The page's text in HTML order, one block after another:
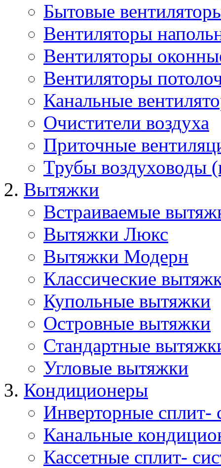
Бытовые
Вентиляторы
Вентиляторы
Вентиляторы
Канальные
Очистители воздуха
Приточные
Трубы воздуховоды
Вытяжки
Встраиваемые
Вытяжки Люкс
Вытяжки Модерн
Классические
Купольные вытяжки
Островные вытяжки
Стандартные
Угловые вытяжки
Кондиционеры
Инверторные сплит-
Канальные
Кассетные сплит-